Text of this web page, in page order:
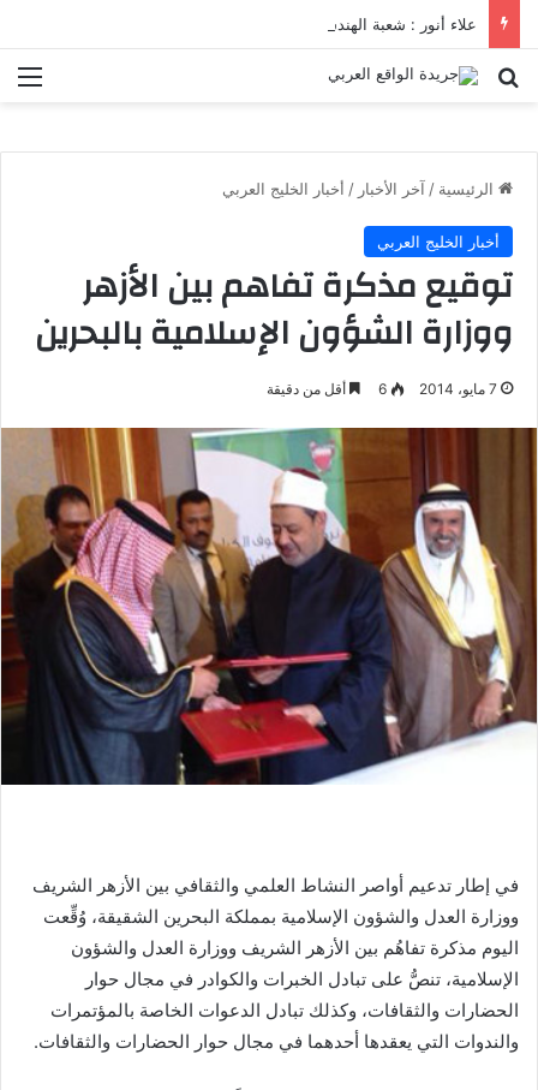
بحث عن
الرئيسية / آخر الأخبار / أخبار الخليج العربي
أخبار الخليج العربي
توقيع مذكرة تفاهم بين الأزهر
ووزارة الشؤون الإسلامية بالبحرين
7 مايو، 2014 6 أقل من دقيقة
في إطار تدعيم أواصر النشاط العلمي والثقافي بين الأزهر الشريف
ووزارة العدل والشؤون الإسلامية بمملكة البحرين الشقيقة، وُقِّعت
اليوم مذكرة تفاهُم بين الأزهر الشريف ووزارة العدل والشؤون
الإسلامية، تنصُّ على تبادل الخبرات والكوادر في مجال حوار
الحضارات والثقافات، وكذلك تبادل الدعوات الخاصة بالمؤتمرات
والندوات التي يعقدها أحدهما في مجال حوار الحضارات والثقافات.